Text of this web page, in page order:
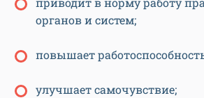
органов и систем;
повышает
улучшает самочувствие;